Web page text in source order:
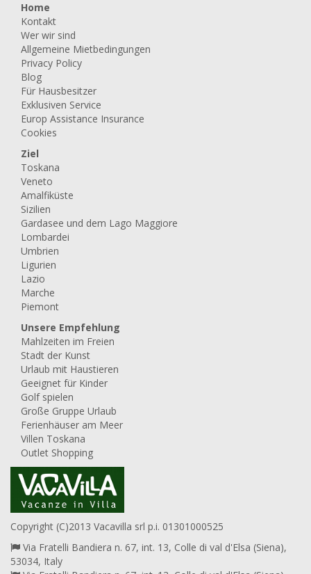
Home
Kontakt
Wer wir sind
Allgemeine Mietbedingungen
Privacy Policy
Blog
Für Hausbesitzer
Exklusiven Service
Europ Assistance Insurance
Cookies
Ziel
Toskana
Veneto
Amalfiküste
Sizilien
Gardasee und dem Lago Maggiore
Lombardei
Umbrien
Ligurien
Lazio
Marche
Piemont
Unsere Empfehlung
Mahlzeiten im Freien
Stadt der Kunst
Urlaub mit Haustieren
Geeignet für Kinder
Golf spielen
Große Gruppe Urlaub
Ferienhäuser am Meer
Villen Toskana
Outlet Shopping
Copyright (C)2013 Vacavilla srl p.i. 01301000525
Via Fratelli Bandiera n. 67, int. 13, Colle di val d'Elsa (Siena),
53034, Italy